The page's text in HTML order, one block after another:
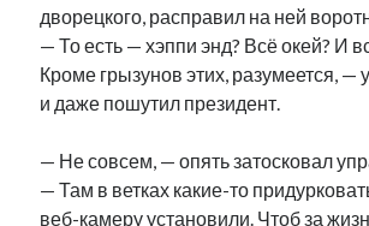
дворецкого, расправил на ней
— То есть — хэппи энд? Всё окей? И
Кроме грызунов этих, разумеется, —
и даже пошутил президент.
— Не совсем, — опять затосковал
— Там в ветках какие-то
веб-камеру установили. Чтоб за